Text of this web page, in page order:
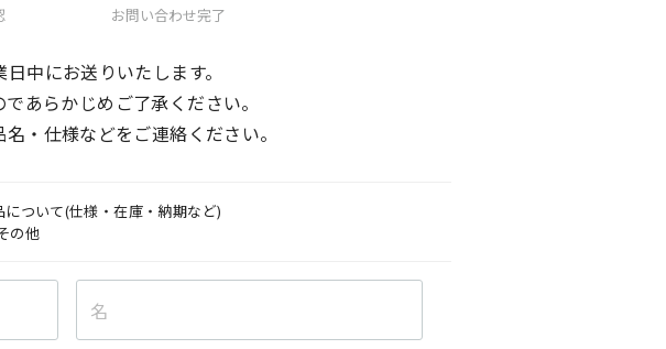
お問い合わせ完了
中にお送りいたします。
あらかじめご了承ください。
・仕様などをご連絡ください。
について(仕様・在庫・納期など)
の他